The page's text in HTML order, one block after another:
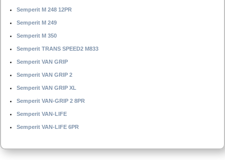
Semperit M 248 12PR
Semperit M 249
Semperit M 350
Semperit TRANS SPEED2 M833
Semperit VAN GRIP
Semperit VAN GRIP 2
Semperit VAN GRIP XL
Semperit VAN-GRIP 2 8PR
Semperit VAN-LIFE
Semperit VAN-LIFE 6PR